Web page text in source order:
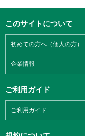
このサイトについて
初めての方へ（個人の方）
企業情報
ご利用ガイド
ご利用ガイド